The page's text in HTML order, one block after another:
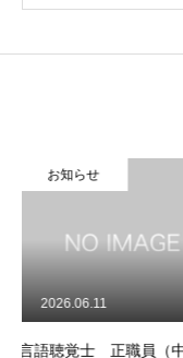
特集
士 正職員（中途）